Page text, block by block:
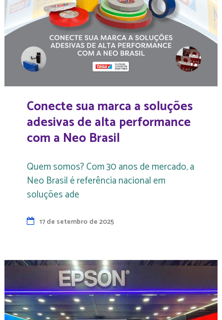
Conecte sua marca a soluções
adesivas de alta performance
com a Neo Brasil
Quem somos? Com 30 anos de mercado, a
Neo Brasil é referência nacional em
soluções ade
17 de setembro de 2025